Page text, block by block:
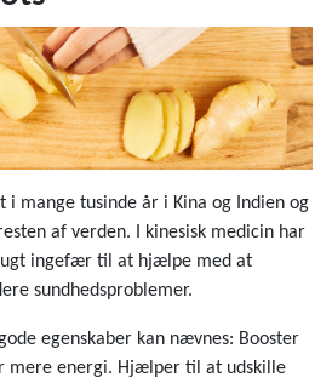
mange tusinde år i Kina og Indien og
af verden. I kinesisk medicin har
ingefær til at hjælpe med at
sundhedsproblemer.
egenskaber kan nævnes: Booster
mere energi. Hjælper til at udskille